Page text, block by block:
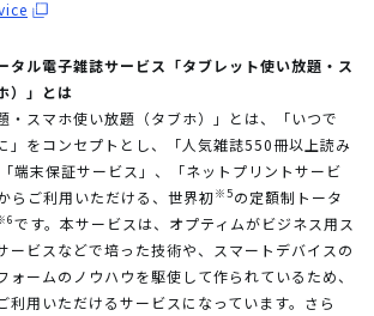
ル電子雑誌サービス「タブレット使い放題・ス
）」とは
・スマホ使い放題（タブホ）」とは、「いつで
」をコンセプトとし、「人気雑誌550冊以上読み
端末保証サービス」、「ネットプリントサービ
らご利用いただける、世界初※5の定額制トータ
です。本サービスは、オプティムがビジネス用ス
ービスなどで培った技術や、スマートデバイスの
ォームのノウハウを駆使して作られているため、
利用いただけるサービスになっています。さら